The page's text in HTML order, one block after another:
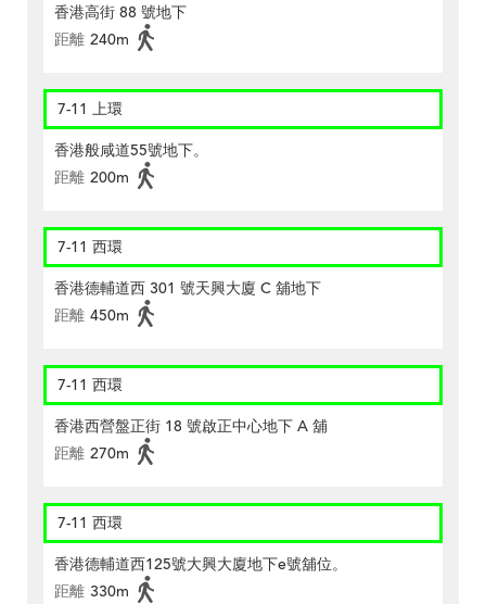
香港高街 88 號地下
距離 240m
7-11 上環
香港般咸道55號地下。
距離 200m
7-11 西環
香港德輔道西 301 號天興大廈 C 舖地下
距離 450m
7-11 西環
香港西營盤正街 18 號啟正中心地下 A 舖
距離 270m
7-11 西環
香港德輔道西125號大興大廈地下e號舖位。
距離 330m